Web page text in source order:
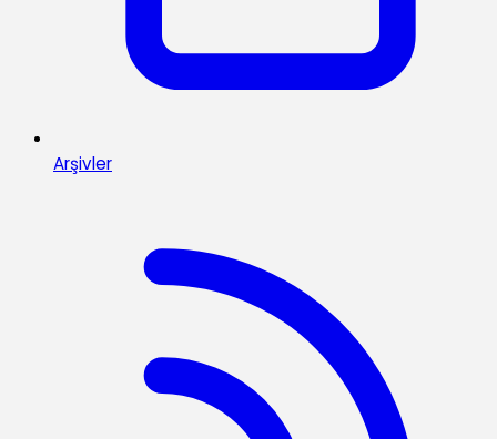
Arşivler